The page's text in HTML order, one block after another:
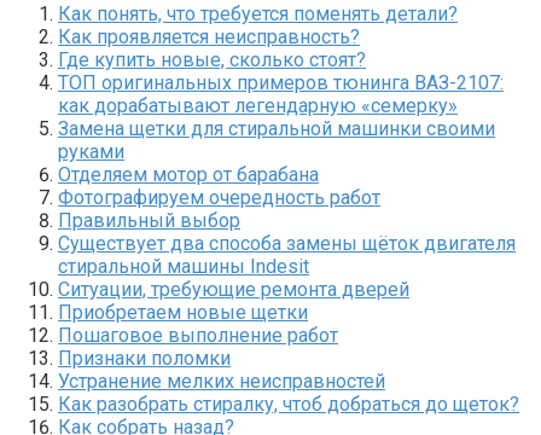
Как понять, что требуется поменять детали?
Как проявляется неисправность?
Где купить новые, сколько стоят?
ТОП оригинальных примеров тюнинга ВАЗ-2107:
как дорабатывают легендарную «семерку»
Замена щетки для стиральной машинки своими
руками
Отделяем мотор от барабана
Фотографируем очередность работ
Правильный выбор
Существует два способа замены щёток двигателя
стиральной машины Indesit
Ситуации, требующие ремонта дверей
Приобретаем новые щетки
Пошаговое выполнение работ
Признаки поломки
Устранение мелких неисправностей
Как разобрать стиралку, чтоб добраться до щеток?
Как собрать назад?